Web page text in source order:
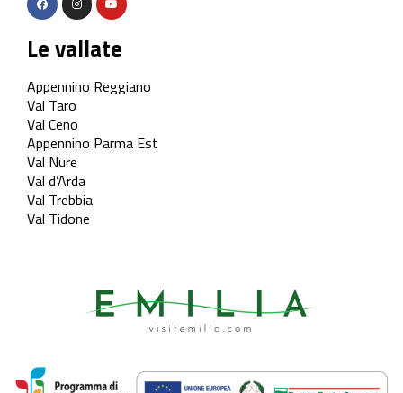
Le vallate
Appennino Reggiano
Val Taro
Val Ceno
Appennino Parma Est
Val Nure
Val d’Arda
Val Trebbia
Val Tidone